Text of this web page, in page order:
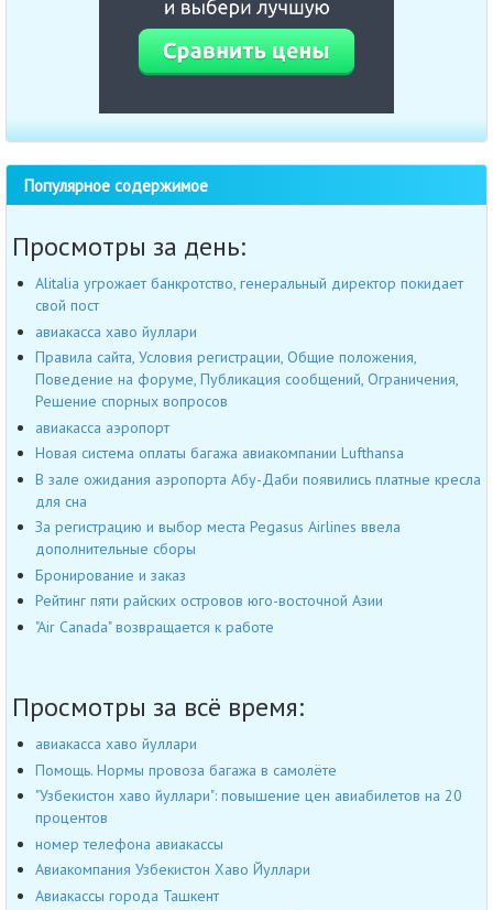
Популярное содержимое
Просмотры за день:
Alitalia угрожает банкротство, генеральный директор покидает
свой пост
авиакасса хаво йуллари
Правила сайта, Условия регистрации, Общие положения,
Поведение на форуме, Публикация сообщений, Ограничения,
Решение спорных вопросов
авиакасса аэропорт
Новая система оплаты багажа авиакомпании Lufthansa
В зале ожидания аэропорта Абу-Даби появились платные кресла
для сна
За регистрацию и выбор места Pegasus Airlines ввела
дополнительные сборы
Бронирование и заказ
Рейтинг пяти райских островов юго-восточной Азии
"Air Canada" возвращается к работе
Просмотры за всё время:
авиакасса хаво йуллари
Помощь. Нормы провоза багажа в самолёте
"Узбекистон хаво йуллари": повышение цен авиабилетов на 20
процентов
номер телефона авиакассы
Авиакомпания Узбекистон Хаво Йуллари
Авиакассы города Ташкент